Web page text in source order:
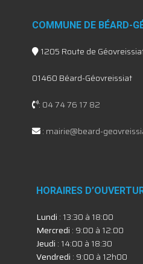
COMMUNE DE BÉARD-
1205 Route de
01460 Béard-Géovreissiat
: 04 74 76 17 82
: mairie@beard-
HORAIRES
Lundi : 13:30 à 18:00
Mercredi : 9:00 à 12:00
Jeudi : 14:00 à 18:30
Vendredi : 9:00 à 12h00